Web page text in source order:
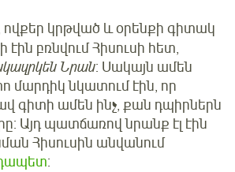
ովքեր կրթված և օրենքի գիտակ
էին բռնվում Հիսուսի հետ,
Նրան: Սակայն ամեն
մարդիկ նկատում էին, որ
գիտի ամեն ինչ, քան դպիրներն
Այդ պատճառով նրանք էլ էին
Հիսուսին անվանում
: